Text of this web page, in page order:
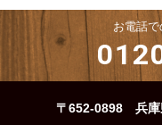
お電話で
〒652-0898 兵庫